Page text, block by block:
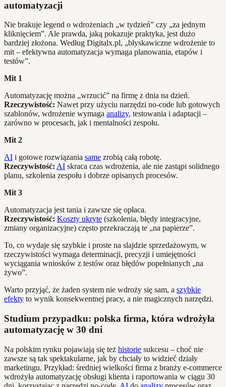
automatyzacji
Nie brakuje legend o wdrożeniach „w tydzień” czy „za jednym
kliknięciem”. Ale prawda, jaką pokazuje praktyka, jest dużo
bardziej złożona. Według Digitalx.pl, „błyskawiczne wdrożenie to
mit – efektywna automatyzacja wymaga planowania, etapów i
testów”.
Mit 1
Automatyzację można „wrzucić” na firmę z dnia na dzień.
Rzeczywistość: Nawet przy użyciu narzędzi no-code lub gotowych
szablonów, wdrożenie wymaga analizy, testowania i adaptacji –
zarówno w procesach, jak i mentalności zespołu.
Mit 2
AI i gotowe rozwiązania same zrobią całą robotę.
Rzeczywistość: AI skraca czas wdrożenia, ale nie zastąpi solidnego
planu, szkolenia zespołu i dobrze opisanych procesów.
Mit 3
Automatyzacja jest tania i zawsze się opłaca.
Rzeczywistość: Koszty ukryte (szkolenia, błędy integracyjne,
zmiany organizacyjne) często przekraczają te „na papierze”.
To, co wydaje się szybkie i proste na slajdzie sprzedażowym, w
rzeczywistości wymaga determinacji, precyzji i umiejętności
wyciągania wniosków z testów oraz błędów popełnianych „na
żywo”.
Warto przyjąć, że żaden system nie wdroży się sam, a szybkie
efekty to wynik konsekwentnej pracy, a nie magicznych narzędzi.
Studium przypadku: polska firma, która wdrożyła
automatyzację w 30 dni
Na polskim rynku pojawiają się też historie sukcesu – choć nie
zawsze są tak spektakularne, jak by chciały to widzieć działy
marketingu. Przykład: średniej wielkości firma z branży e-commerce
wdrożyła automatyzację obsługi klienta i raportowania w ciągu 30